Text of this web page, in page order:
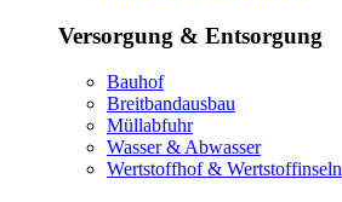
Versorgung & Entsorgung
Bauhof
Breitbandausbau
Müllabfuhr
Wasser & Abwasser
Wertstoffhof & Wertstoffinseln